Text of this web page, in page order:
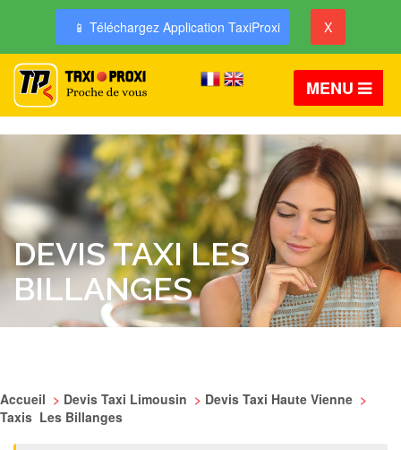
📱 Téléchargez Application TaxiProxi X
MENU
DEVIS TAXI LES
BILLANGES
Accueil > Devis Taxi Limousin > Devis Taxi Haute Vienne >
Taxis Les Billanges